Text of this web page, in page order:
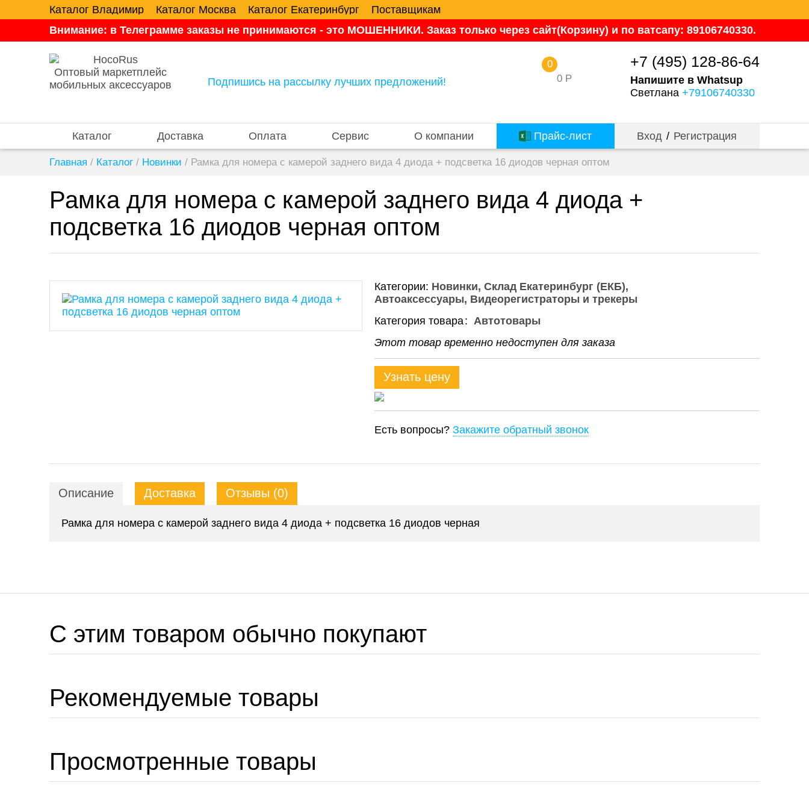
Каталог Владимир Каталог Москва Каталог Екатеринбург
Поставщикам
Внимание: в Телеграмме заказы не принимаются - это МОШЕННИКИ. Заказ только через сайт(Корзину) и по ватсапу: 89106740330.
Оптовый маркетплейс
мобильных аксессуаров
Подпишись на рассылку лучших предложений! 0 Р
0 +7 (495) 128-86-64
Напишите в Whatsup
Светлана +79106740330
Каталог Доставка Оплата Сервис О компании Прайс-лист Вход / Регистрация
Главная / Каталог / Новинки / Рамка для номера с камерой заднего вида 4 диода + подсветка 16 диодов черная оптом
Рамка для номера с камерой заднего вида 4 диода +
подсветка 16 диодов черная оптом
Категории: Новинки Склад Екатеринбург (ЕКБ)
Автоаксессуары Видеорегистраторы и трекеры
Категория товара Автотовары
Этот товар временно недоступен для заказа
Узнать цену
Есть вопросы? Закажите обратный звонок
Описание Доставка Отзывы (0)
Рамка для номера с камерой заднего вида 4 диода + подсветка 16 диодов черная
C этим товаром обычно покупают
Рекомендуемые товары
Просмотренные товары